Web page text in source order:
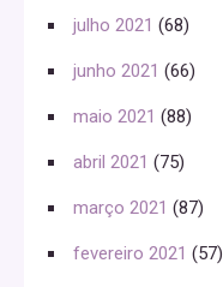
julho 2021 (68)
junho 2021 (66)
maio 2021 (88)
abril 2021 (75)
março 2021 (87)
fevereiro 2021 (57)